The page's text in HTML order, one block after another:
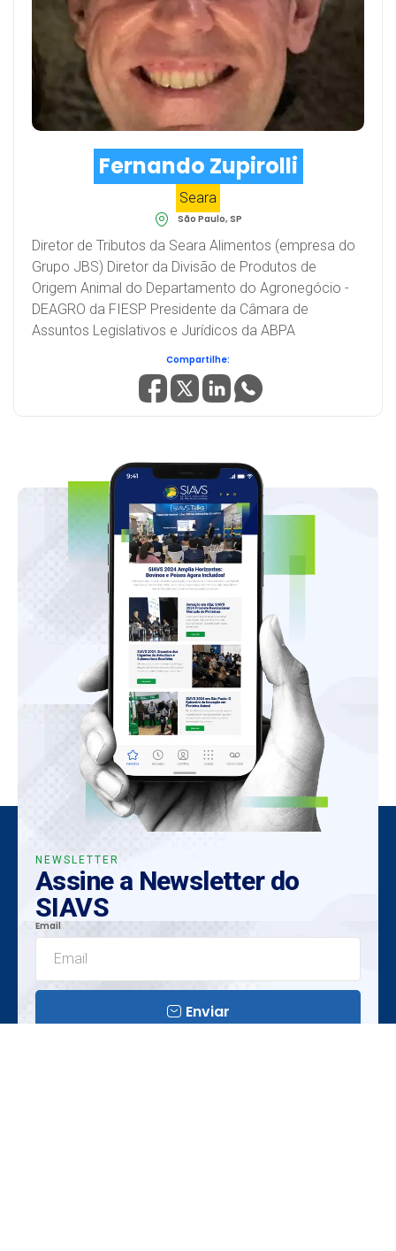
Fernando Zupirolli
Seara
São Paulo, SP
Diretor de Tributos da Seara Alimentos (empresa do
Grupo JBS) Diretor da Divisão de Produtos de
Origem Animal do Departamento do Agronegócio -
DEAGRO da FIESP Presidente da Câmara de
Assuntos Legislativos e Jurídicos da ABPA
Compartilhe:
NEWSLETTER
Assine a Newsletter do
SIAVS
Email
Enviar